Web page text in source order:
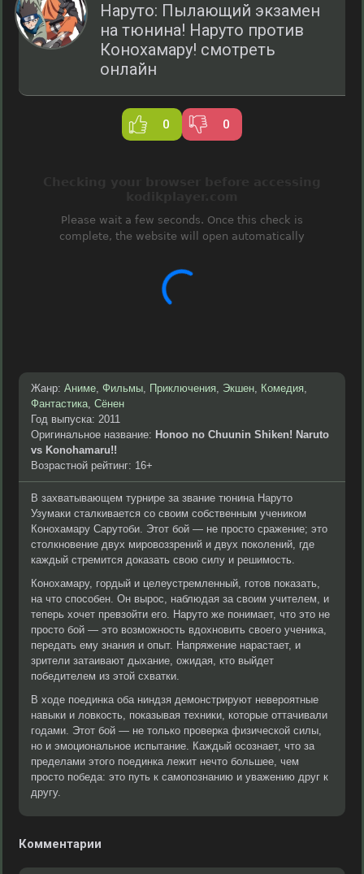
Наруто: Пылающий экзамен
на тюнина! Наруто против
Конохамару! смотреть
онлайн
0 0
Жанр: Аниме, Фильмы, Приключения, Экшен, Комедия,
Фантастика, Сёнен
Год выпуска: 2011
Оригинальное название: Honoo no Chuunin Shiken! Naruto
vs Konohamaru!!
Возрастной рейтинг: 16+
В захватывающем турнире за звание тюнина Наруто
Узумаки сталкивается со своим собственным учеником
Конохамару Сарутоби. Этот бой — не просто сражение; это
столкновение двух мировоззрений и двух поколений, где
каждый стремится доказать свою силу и решимость.
Конохамару, гордый и целеустремленный, готов показать,
на что способен. Он вырос, наблюдая за своим учителем, и
теперь хочет превзойти его. Наруто же понимает, что это не
просто бой — это возможность вдохновить своего ученика,
передать ему знания и опыт. Напряжение нарастает, и
зрители затаивают дыхание, ожидая, кто выйдет
победителем из этой схватки.
В ходе поединка оба ниндзя демонстрируют невероятные
навыки и ловкость, показывая техники, которые оттачивали
годами. Этот бой — не только проверка физической силы,
но и эмоциональное испытание. Каждый осознает, что за
пределами этого поединка лежит нечто большее, чем
просто победа: это путь к самопознанию и уважению друг к
другу.
Комментарии